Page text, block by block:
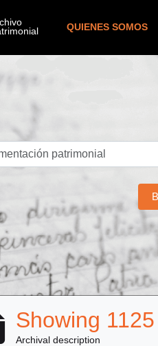
QUIENES SOMOS
Showing
Archival description